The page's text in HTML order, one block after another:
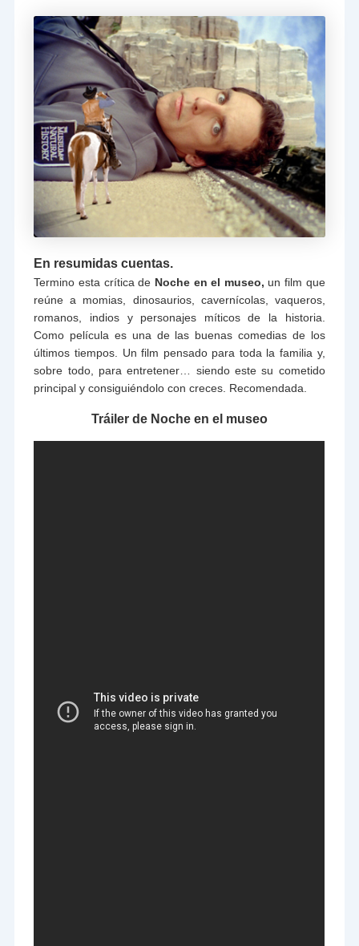
En resumidas cuentas.
Termino esta crítica de Noche en el museo, un film que
reúne a momias, dinosaurios, cavernícolas, vaqueros,
romanos, indios y personajes míticos de la historia.
Como película es una de las buenas comedias de los
últimos tiempos. Un film pensado para toda la familia y,
sobre todo, para entretener… siendo este su cometido
principal y consiguiéndolo con creces. Recomendada.
Tráiler de Noche en el museo